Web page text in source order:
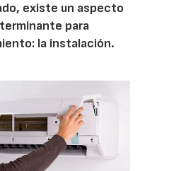
existe un aspecto
para
la instalación.